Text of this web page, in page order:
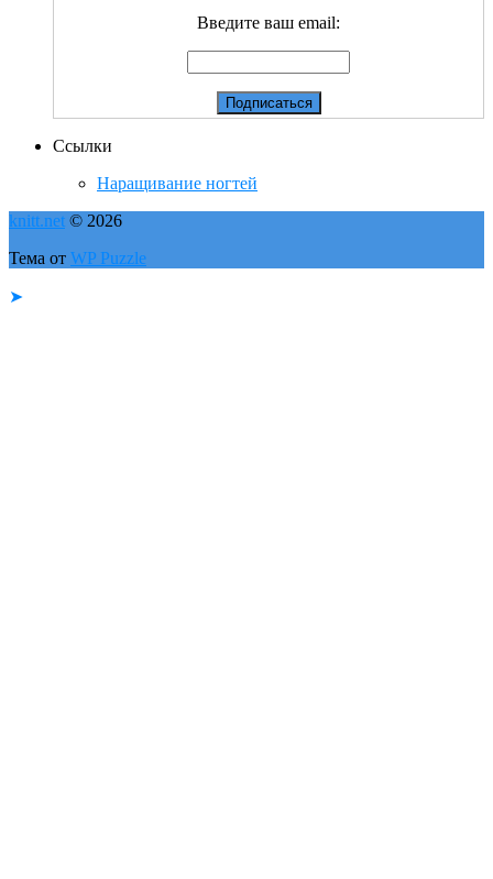
Введите ваш email:
Ссылки
Наращивание ногтей
knitt.net © 2026
Тема от WP Puzzle
➤